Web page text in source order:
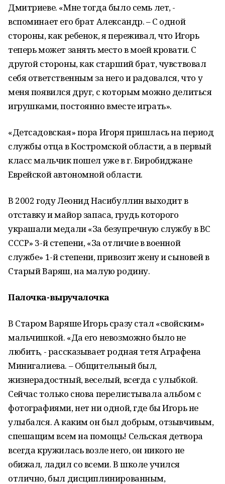
Дмитриеве. «Мне тогда было семь лет, -
вспоминает его брат Александр. – С одной
стороны, как ребенок, я переживал, что Игорь
теперь может занять место в моей кровати. С
другой стороны, как старший брат, чувствовал
себя ответственным за него и радовался, что у
меня появился друг, с которым можно делиться
игрушками, постоянно вместе играть».
«Детсадовская» пора Игоря пришлась на период
службы отца в Костромской области, а в первый
класс мальчик пошел уже в г. Биробиджане
Еврейской автономной области.
В 2002 году Леонид Насибуллин выходит в
отставку и майор запаса, грудь которого
украшали медали «За безупречную службу в ВС
СССР» 3-й степени, «За отличие в военной
службе» 1-й степени, привозит жену и сыновей в
Старый Варяш, на малую родину.
Палочка-выручалочка
В Старом Варяше Игорь сразу стал «свойским»
мальчишкой. «Да его невозможно было не
любить, - рассказывает родная тетя Аграфена
Минигалиева. – Общительный был,
жизнерадостный, веселый, всегда с улыбкой.
Сейчас только снова перелистывала альбом с
фотографиями, нет ни одной, где бы Игорь не
улыбался. А каким он был добрым, отзывчивым,
спешащим всем на помощь! Сельская детвора
всегда кружилась возле него, он никого не
обижал, ладил со всеми. В школе учился
отлично, был дисциплинированным,